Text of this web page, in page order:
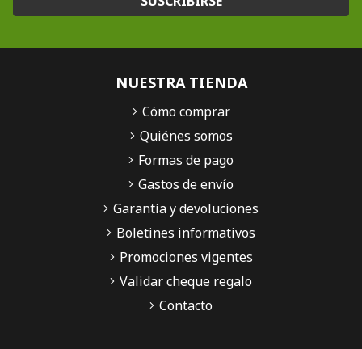
NUESTRA TIENDA
Cómo comprar
Quiénes somos
Formas de pago
Gastos de envío
Garantía y devoluciones
Boletines informativos
Promociones vigentes
Validar cheque regalo
Contacto